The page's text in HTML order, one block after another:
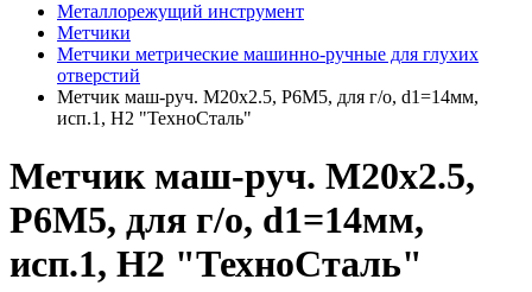
Металлорежущий инструмент
Метчики
Метчики метрические машинно-ручные для глухих
отверстий
Метчик маш-руч. М20х2.5, Р6М5, для г/о, d1=14мм,
исп.1, H2 "ТехноСталь"
Метчик маш-руч. М20х2.5,
Р6М5, для г/о, d1=14мм,
исп.1, H2 "ТехноСталь"